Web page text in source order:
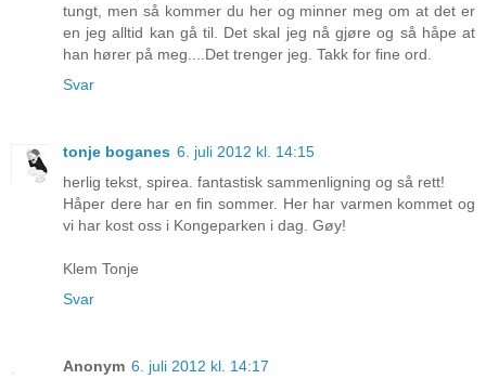
tungt, men så kommer du her og minner meg om at det er
en jeg alltid kan gå til. Det skal jeg nå gjøre og så håpe at
han hører på meg....Det trenger jeg. Takk for fine ord.
Svar
tonje boganes 6. juli 2012 kl. 14:15
herlig tekst, spirea. fantastisk sammenligning og så rett!
Håper dere har en fin sommer. Her har varmen kommet og
vi har kost oss i Kongeparken i dag. Gøy!
Klem Tonje
Svar
Anonym 6. juli 2012 kl. 14:17